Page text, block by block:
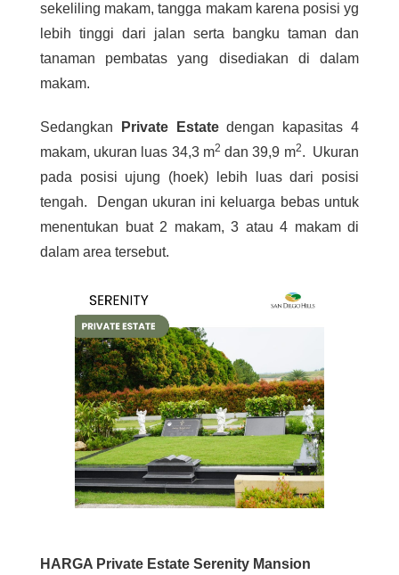
sekeliling makam, tangga makam karena posisi yg
lebih tinggi dari jalan serta bangku taman dan
tanaman pembatas yang disediakan di dalam
makam.
Sedangkan Private Estatedengan kapasitas 4
makam, ukuran luas 34,3 m2 dan 39,9 m2. Ukuran
pada posisi ujung (hoek) lebih luas dari posisi
tengah. Dengan ukuran ini keluarga bebas untuk
menentukan buat 2 makam, 3 atau 4 makam di
dalam area tersebut.
HARGA Private Estate Serenity Mansion